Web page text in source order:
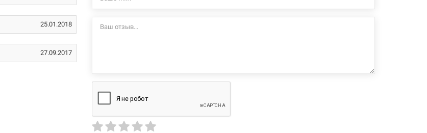
высокий поворотный
вертикальный на раковину
25.01.2018
27.09.2017